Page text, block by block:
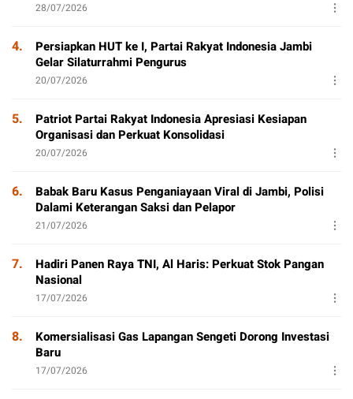
28/07/2026
4.
Persiapkan HUT ke I, Partai Rakyat Indonesia Jambi
Gelar Silaturrahmi Pengurus
20/07/2026
5.
Patriot Partai Rakyat Indonesia Apresiasi Kesiapan
Organisasi dan Perkuat Konsolidasi
20/07/2026
6.
Babak Baru Kasus Penganiayaan Viral di Jambi, Polisi
Dalami Keterangan Saksi dan Pelapor
21/07/2026
7.
Hadiri Panen Raya TNI, Al Haris: Perkuat Stok Pangan
Nasional
17/07/2026
8.
Komersialisasi Gas Lapangan Sengeti Dorong Investasi
Baru
17/07/2026